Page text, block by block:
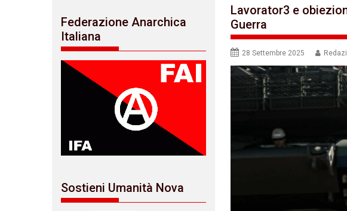
Lavorator3 e
Guerra
28 Settembre 2025
Federazione Anarchica
Italiana
Sostieni Umanità Nova